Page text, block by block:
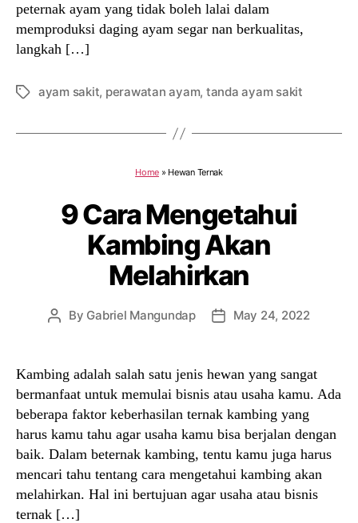
peternak ayam yang tidak boleh lalai dalam
memproduksi daging ayam segar nan berkualitas,
langkah […]
Tagsayam sakit, perawatan ayam, tanda ayam sakit
Home» Hewan Ternak
9 Cara Mengetahui
Kambing Akan
Melahirkan
Post
By Gabriel Mangundap
PostMay 24, 2022
Kambing adalah salah satu jenis hewan yang sangat
bermanfaat untuk memulai bisnis atau usaha kamu. Ada
beberapa faktor keberhasilan ternak kambing yang
harus kamu tahu agar usaha kamu bisa berjalan dengan
baik. Dalam beternak kambing, tentu kamu juga harus
mencari tahu tentang cara mengetahui kambing akan
melahirkan. Hal ini bertujuan agar usaha atau bisnis
ternak […]